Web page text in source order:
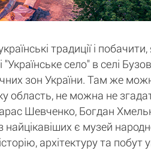
традиції і
село" в селі
зон України. Там же
область, не можна не
Шевченко, Богдан
є музей
архітектуру та побут